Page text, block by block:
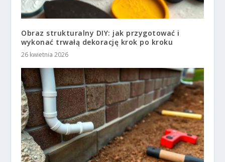
Obraz strukturalny DIY: jak przygotować i
wykonać trwałą dekorację krok po kroku
26 kwietnia 2026